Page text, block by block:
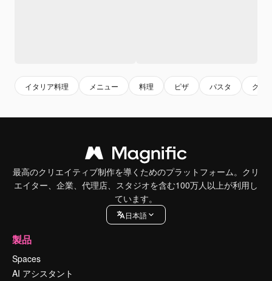
イタリア料理 メニュー 料理 ピザ パスタ グル
最高のクリエイティブ制作を導くためのプラットフォーム。クリ
エイター、企業、代理店、スタジオを含む100万人以上が利用し
ています。
日本語
製品
Spaces
AI アシスタント